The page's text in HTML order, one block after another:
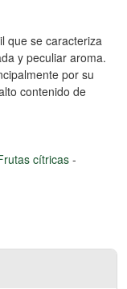
que se caracteriza
y peculiar aroma.
por su
contenido de
cítricas -